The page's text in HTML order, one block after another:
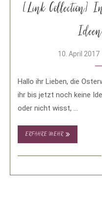
[Link Collection]
10. April 2017
Hallo ihr Lieben, die
ihr bis jetzt noch keine
oder nicht wisst, …
ERFAHRE MEHR